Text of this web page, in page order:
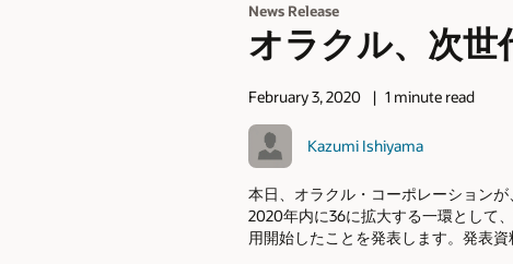
News Release
オラクル、次世
February 3, 2020 1 minute read
Kazumi Ishiyama
本日、オラクル・コーポレーション
2020年内に36に拡大する一環として
用開始したことを発表します。発表資